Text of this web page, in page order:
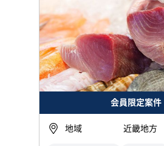
会員限定案件
地域 近畿地方